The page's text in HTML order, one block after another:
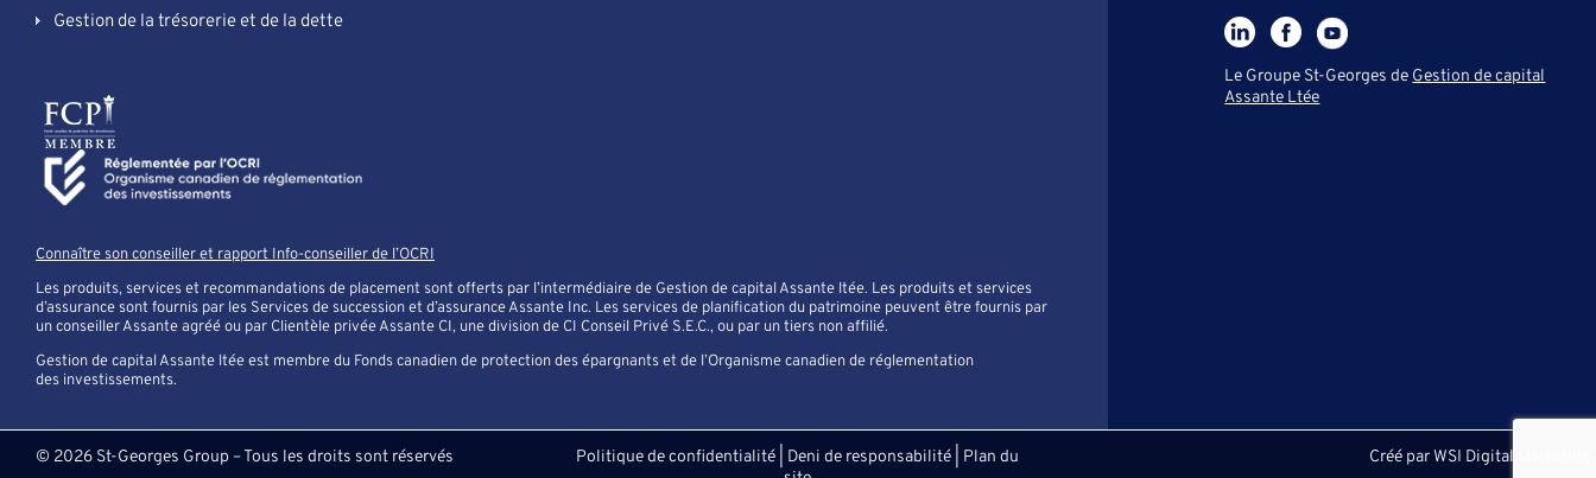
Gestion de la trésorerie et de la dette
Le Groupe St-Georges de Gestion de capital
Assante Ltée
Connaître son conseiller et rapport Info-conseiller de l’OCRI
Les produits, services et recommandations de placement sont offerts par l’intermédiaire de Gestion de capital Assante ltée. Les produits et services
d’assurance sont fournis par les Services de succession et d’assurance Assante Inc. Les services de planification du patrimoine peuvent être fournis par
un conseiller Assante agréé ou par Clientèle privée Assante CI, une division de CI Conseil Privé S.E.C., ou par un tiers non affilié.
Gestion de capital Assante ltée est membre du Fonds canadien de protection des épargnants et de l’Organisme canadien de réglementation
des investissements.
© 2026 St-Georges Group – Tous les droits sont réservés Politique de confidentialité Deni de responsabilité
Plan du
Créé parWSI Digital Marketing